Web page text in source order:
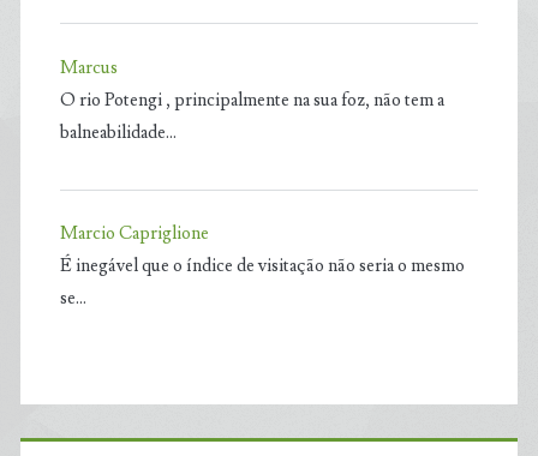
Marcus
O rio Potengi , principalmente na sua foz, não tem a
balneabilidade…
Marcio Capriglione
É inegável que o índice de visitação não seria o mesmo
se…